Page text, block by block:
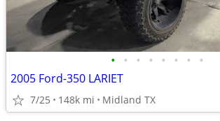
• • • • • • • •
2005 Ford-350 LARIET
7/25 148k mi Midland TX